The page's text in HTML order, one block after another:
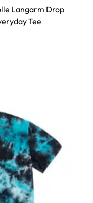
Langarm Drop
Tee